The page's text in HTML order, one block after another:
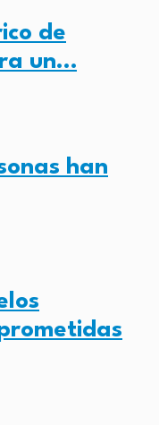
de
un…
han